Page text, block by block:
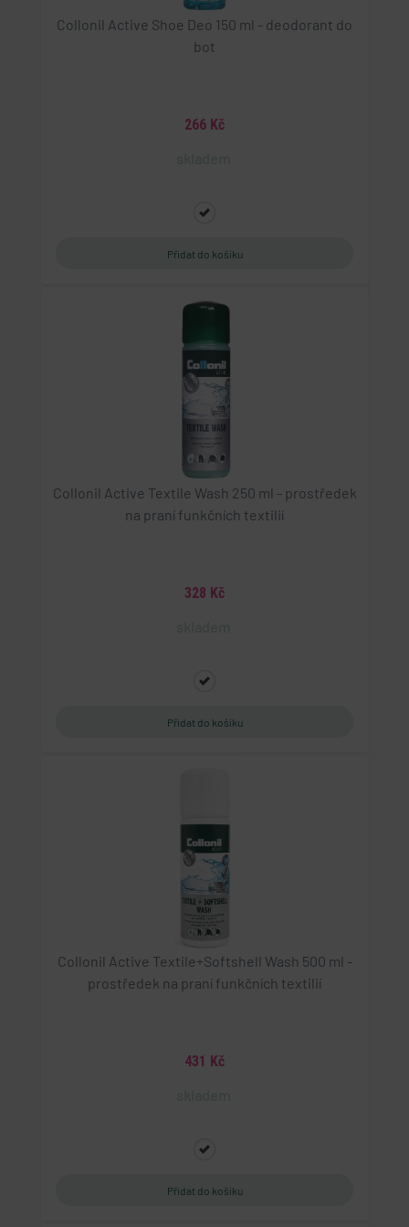
Collonil Active Shoe Deo 150 ml - deodorant do
bot
266 Kč
Collonil Active Textile Wash 250 ml - prostředek
na praní funkčních textilií
328 Kč
Collonil Active Textile+Softshell Wash 500 ml -
prostředek na praní funkčních textilií
431 Kč